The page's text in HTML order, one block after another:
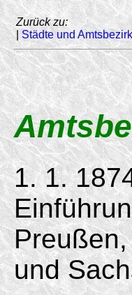
Zurück zu:
| Städte und
1. 1.
und